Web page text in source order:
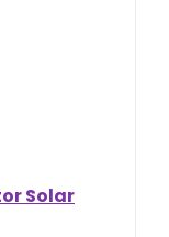
Solar